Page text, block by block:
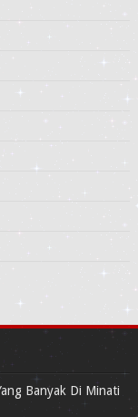
Banyak Di Minati